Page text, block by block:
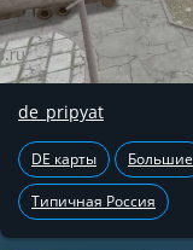
de_pripyat
DE карты Большие
Типичная Россия